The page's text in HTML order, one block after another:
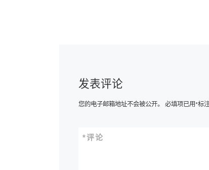
发表评论
您的电子邮箱地址不会被公开。 必填项已用*标
评论
*